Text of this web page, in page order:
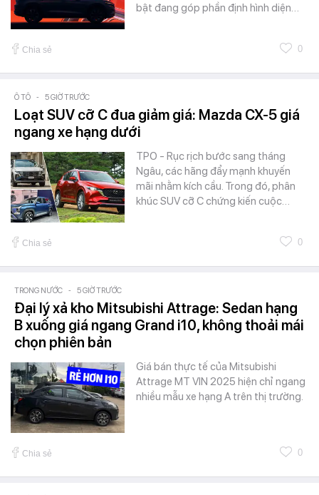
bật đang góp phần định hình diện…
Chia sẻ 0
Ô TÔ - 5 GIỜ TRƯỚC
Loạt SUV cỡ C đua giảm giá: Mazda CX-5 giá
ngang xe hạng dưới
TPO - Rục rịch bước sang tháng
Ngâu, các hãng đẩy mạnh khuyến
mãi nhằm kích cầu. Trong đó, phân
khúc SUV cỡ C chứng kiến cuộc…
Chia sẻ 0
TRONG NƯỚC - 5 GIỜ TRƯỚC
Đại lý xả kho Mitsubishi Attrage: Sedan hạng
B xuống giá ngang Grand i10, không thoải mái
chọn phiên bản
Giá bán thực tế của Mitsubishi
Attrage MT VIN 2025 hiện chỉ ngang
nhiều mẫu xe hạng A trên thị trường.
Chia sẻ 0